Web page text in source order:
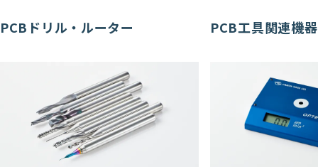
PCBドリル・ルーター PCB工具関連機器